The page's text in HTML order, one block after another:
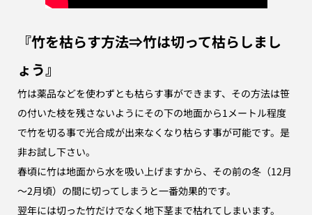
『竹を枯らす方法⇒竹は切って枯らしまし
ょう』
竹は薬品などを使わずとも枯らす事ができます、その方法は笹
の付いた枝を残さないようにその下の地面から1メートル程度
で竹を切る事で光合成が出来なくなり枯らす事が可能です。是
非お試し下さい。
春頃に竹は地面から水を吸い上げますから、その前の冬（12月
～2月頃）の間に切ってしまうと一番効果的です。
翌年には切った竹だけでなく地下茎まで枯れてしまいます。